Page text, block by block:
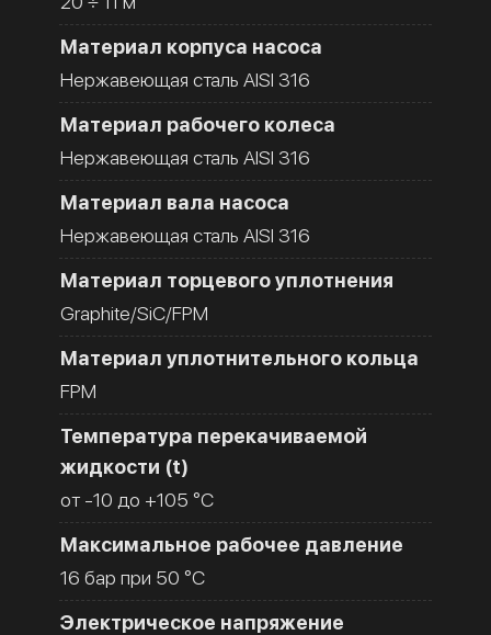
Материал корпуса насоса
Нержавеющая сталь AISI 316
Материал рабочего колеса
Нержавеющая сталь AISI 316
Материал вала насоса
Нержавеющая сталь AISI 316
Материал торцевого уплотнения
Graphite/SiC/FPM
Материал уплотнительного кольца
FPM
Температура перекачиваемой
жидкости (t)
от -10 до +105 °C
Максимальное рабочее давление
16 бар при 50 °C
Электрическое напряжение